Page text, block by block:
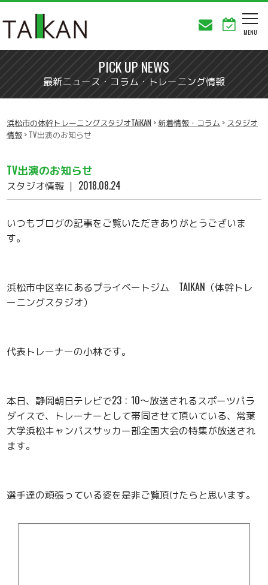
PICK UP NEWS
最新ニュース・コラム・トレーニング情報
浜松市の体幹トレーニングスタジオTAiKAN >新着情報・コラム > スタジオ
情報 > TV出演のお知らせ
TV出演のお知らせ
スタジオ情報 ｜ 2018.08.24
いつもブログの記事をご覧いただきありがとうございま
す。
浜松市中区幸にあるプライベートジム TAIKAN（体幹トレ
ーニングスタジオ）
代表トレーナーの小林です。
本日、静岡朝日テレビで23：10〜放送されるスポーツパラ
ダイスで、トレーナーとして帯同させて頂いている、常葉
大学浜松キャンパスサッカー部全国大会の特集が放送され
ます。
選手達の頑張っている姿を是非ご覧頂けたらと思います。